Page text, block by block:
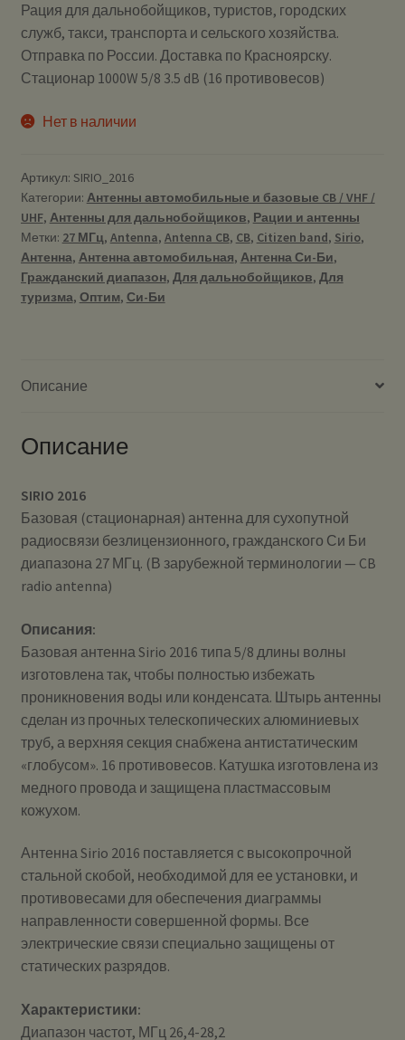
Рация для дальнобойщиков, туристов, городских
служб, такси, транспорта и сельского хозяйства.
Отправка по России. Доставка по Красноярску.
Стационар 1000W 5/8 3.5 dB (16 противовесов)
Нет в наличии
Артикул: SIRIO_2016
Категории: Антенны автомобильные и базовые CB / VHF /
UHF, Антенны для дальнобойщиков, Рации и антенны
Метки: 27 МГц, Antenna, Antenna CB, CB, Citizen band, Sirio,
Антенна, Антенна автомобильная, Антенна Си-Би,
Гражданский диапазон, Для дальнобойщиков, Для
туризма, Оптим, Си-Би
Описание
Описание
SIRIO 2016
Базовая (стационарная) антенна для сухопутной
радиосвязи безлицензионного, гражданского Си Би
диапазона 27 МГц. (В зарубежной терминологии — CB
radio antenna)
Описания:
Базовая антенна Sirio 2016 типа 5/8 длины волны
изготовлена так, чтобы полностью избежать
проникновения воды или конденсата. Штырь антенны
сделан из прочных телескопических алюминиевых
труб, а верхняя секция снабжена антистатическим
«глобусом». 16 противовесов. Катушка изготовлена из
медного провода и защищена пластмассовым
кожухом.
Антенна Sirio 2016 поставляется с высокопрочной
стальной скобой, необходимой для ее установки, и
противовесами для обеспечения диаграммы
направленности совершенной формы. Все
электрические связи специально защищены от
статических разрядов.
Характеристики:
Диапазон частот, МГц 26,4-28,2